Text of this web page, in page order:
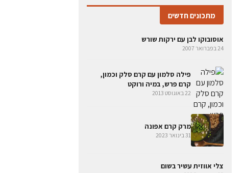
מתכונים חדשים
אוסובוקו לבן עם ירקות שורש
24 בפברואר 2007
פילה סלמון עם קרם סלק וכמון,
קרם פרש, במיה ורוקט
22 באוגוסט 2013
מרק קרם אפונה
31 בינואר 2023
צלי אווזית עשיר בשום